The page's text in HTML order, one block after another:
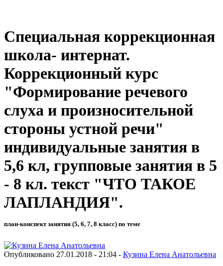
Специальная коррекционная
школа- интернат.
Коррекционный курс
"Формирование речевого
слуха и произносительной
стороны устной речи"
индивидуальные занятия в
5,6 кл, групповые занятия в 5
- 8 кл. текст "ЧТО ТАКОЕ
ЛАПЛАНДИЯ".
план-конспект занятия (5, 6, 7, 8 класс) по теме
Опубликовано 27.01.2018 - 21:04 - Кузина Елена Анатольевна